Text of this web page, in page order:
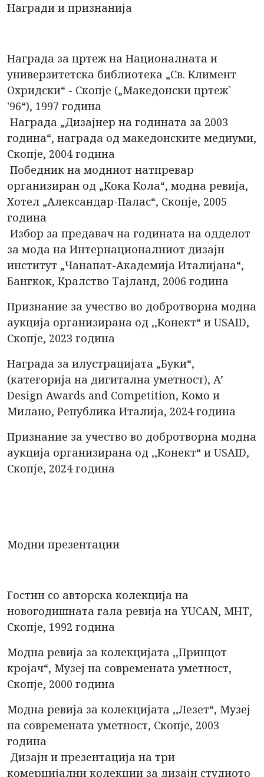
Награди и признанија
Награда за цртеж на Националната и
универзитетска библиотека „Св. Климент
Охридски“ - Скопје („Македонски цртеж`
'96“), 1997 година
Награда „Дизајнер на годината за 2003
година“, награда од македонските медиуми,
Скопје, 2004 година
Победник на модниот натпревар
организиран од „Кока Кола“, модна ревија,
Хотел „Александар-Палас“, Скопје, 2005
година
Избор за предавач на годината на одделот
за мода на Интернационалниот дизајн
институт „Чанапат-Академија Италијана“,
Бангкок, Кралство Тајланд, 2006 година
Признание за учество во добротворна модна
аукција организирана од ,,Конект“ и USAID,
Скопје, 2023 година
Награда за илустрацијата „Буки“,
(категорија на дигитална уметност), A’
Design Awards and Competition, Комо и
Милано, Република Италија, 2024 година
Признание за учество во добротворна модна
аукција организирана од ,,Конект“ и USAID,
Скопје, 2024 година
Модни презентации
Гостин со авторска колекција на
новогодишната гала ревија на YUCAN, МНТ,
Скопје, 1992 година
Модна ревија за колекцијата ,,Принцот
кројач“, Музеј на современата уметност,
Скопје, 2000 година
Модна ревија за колекцијата ,,Лезет“, Музеј
на современата уметност, Скопје, 2003
година
Дизајн и презентација на три
комерцијални колекции за дизајн студиото